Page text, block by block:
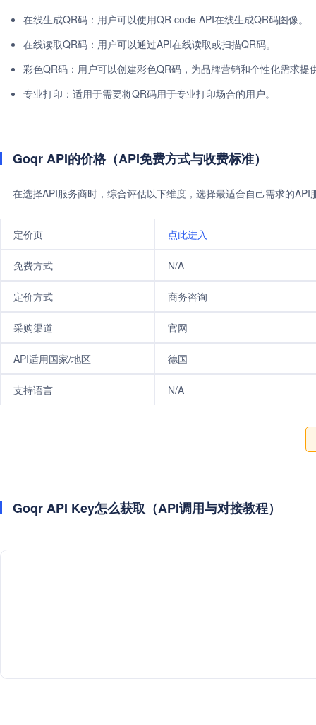
在线生成QR码：用户可以使用QR code API在线生成QR码图像。
在线读取QR码：用户可以通过API在线读取或扫描QR码。
彩色QR码：用户可以创建彩色QR码，为品牌营销和个性化需求提
专业打印：适用于需要将QR码用于专业打印场合的用户。
Goqr API的价格（API免费方式与收费标准）
在选择API服务商时，综合评估以下维度，选择最适合自己需求的
定价页 点此进入
免费方式 N/A
定价方式 商务咨询
采购渠道 官网
API适用国家/地区 德国
支持语言 N/A
Goqr API Key怎么获取（API调用与对接教程）